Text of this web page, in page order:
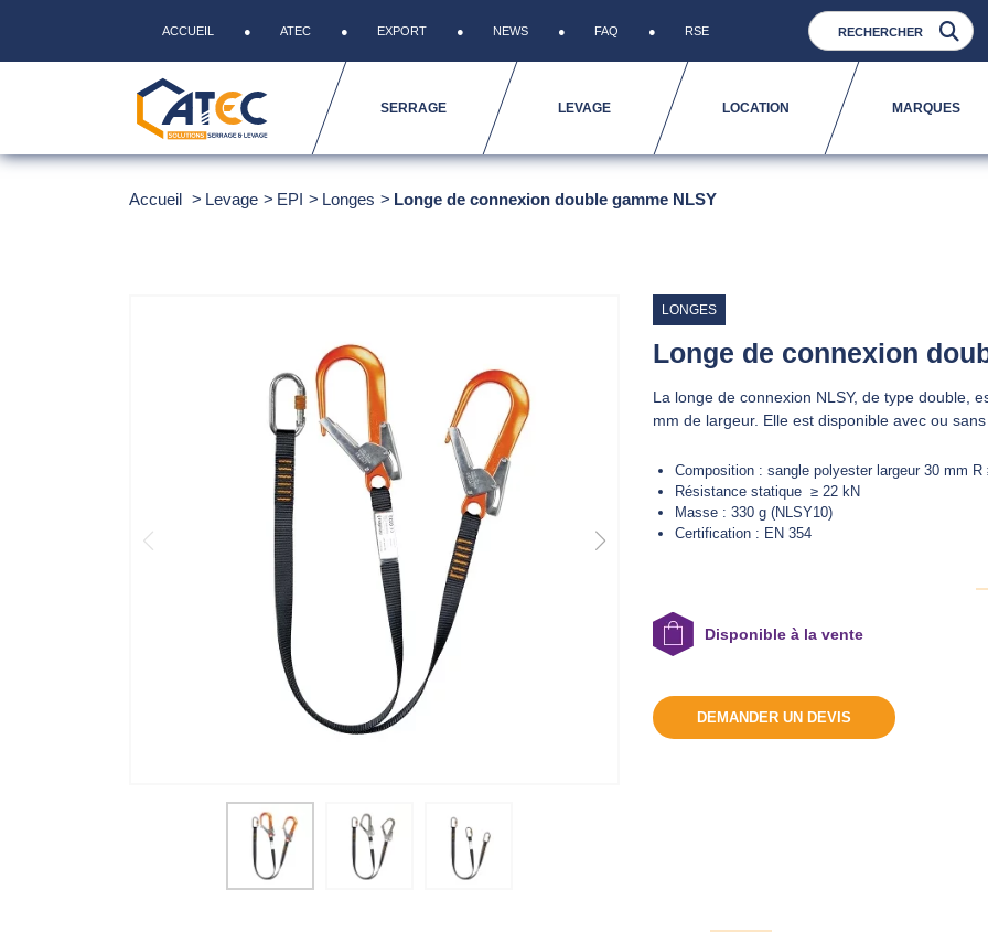
ACCUEIL ATEC EXPORT NEWS FAQ RSE
SERRAGE LEVAGE LOCATION MARQUES
Accueil Levage EPI Longes Longe de connexion double gamme NLSY
LONGES
Longe de connexion
La longe de connexion NLSY, de type double,
mm de largeur. Elle est disponible avec ou
Composition : sangle polyester largeur 30 mm R
Résistance statique ≥ 22 kN
Masse : 330 g (NLSY10)
Certification : EN 354
Disponible à la vente
DEMANDER UN DEVIS